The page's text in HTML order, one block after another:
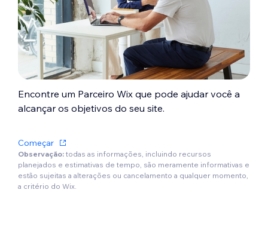
Encontre um Parceiro Wix que pode ajudar você a
alcançar os objetivos do seu site.
Começar
Observação: todas as informações, incluindo recursos
planejados e estimativas de tempo, são meramente informativas e
estão sujeitas a alterações ou cancelamento a qualquer momento,
a critério do Wix.